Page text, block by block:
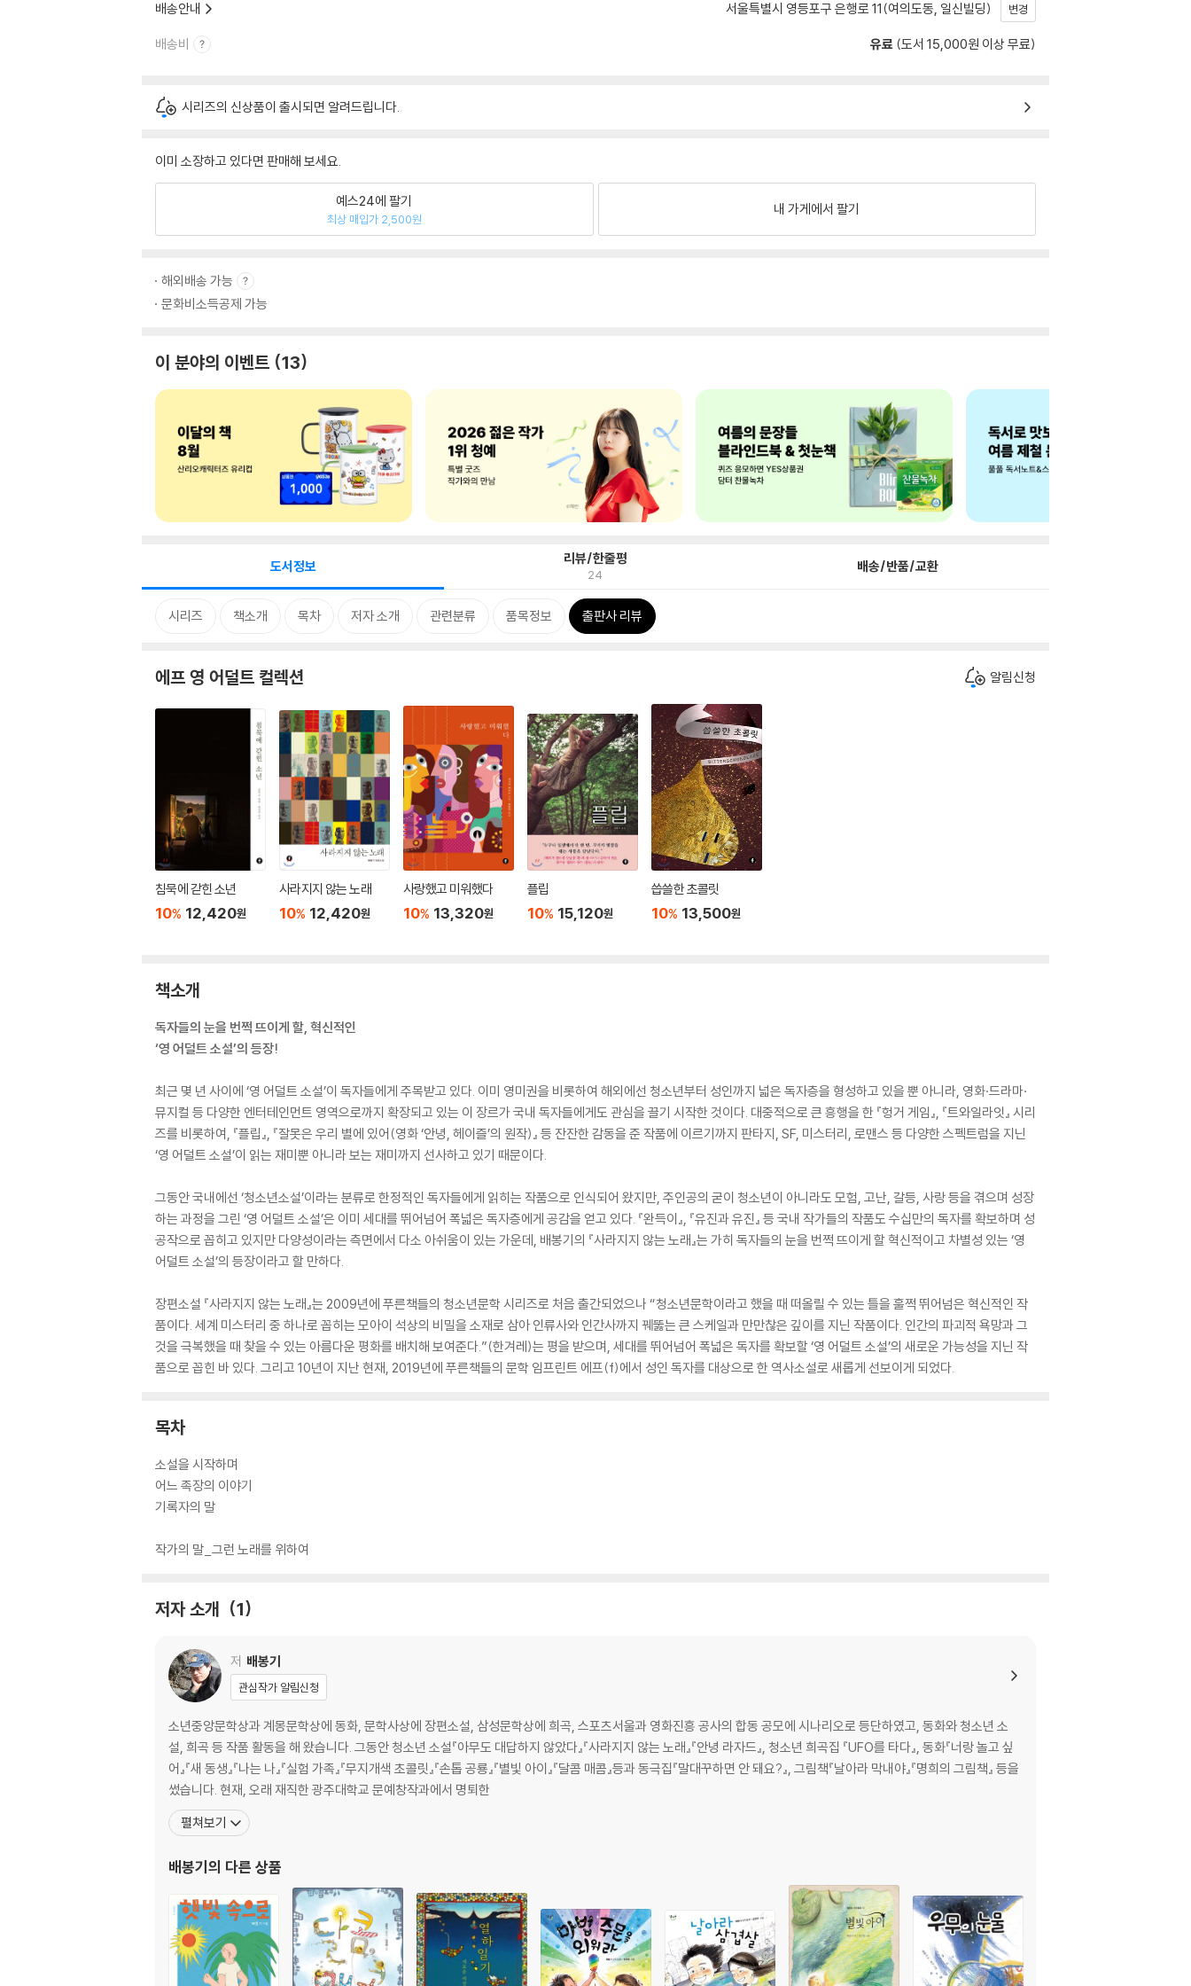
배송안내 서울특별시 영등포구 은행로 11(여의도동, 일신빌딩) 변경
배송비 유료 (도서 15,000원 이상 무료)
시리즈의 신상품이 출시되면 알려드립니다.
이미 소장하고 있다면 판매해 보세요.
예스24에 팔기
최상 매입가 2,500원
내 가게에서 팔기
해외배송 가능
문화비소득공제 가능
이 분야의 이벤트 13
도서정보 리뷰/한줄평
24 배송/반품/교환
시리즈 책소개 목차 저자 소개 관련분류 품목정보 출판사 리뷰
에프 영 어덜트 컬렉션 알림신청
침묵에 갇힌 소년
10% 12,420원
사라지지 않는 노래
10% 12,420원
사랑했고 미워했다
10% 13,320원
플립
10% 15,120원
씁쓸한 초콜릿
10% 13,500원
책소개
독자들의 눈을 번쩍 뜨이게 할, 혁신적인
‘영 어덜트 소설’의 등장!
최근 몇 년 사이에 ‘영 어덜트 소설’이 독자들에게 주목받고 있다. 이미 영미권을 비롯하여 해외에선 청소년부터 성인까지 넓은 독자층을 형성하고 있을 뿐 아니라, 영화·드라마·
뮤지컬 등 다양한 엔터테인먼트 영역으로까지 확장되고 있는 이 장르가 국내 독자들에게도 관심을 끌기 시작한 것이다. 대중적으로 큰 흥행을 한 『헝거 게임』, 『트와일라잇』 시리
즈를 비롯하여, 『플립』, 『잘못은 우리 별에 있어(영화 ‘안녕, 헤이즐’의 원작)』 등 잔잔한 감동을 준 작품에 이르기까지 판타지, SF, 미스터리, 로맨스 등 다양한 스펙트럼을 지닌
‘영 어덜트 소설’이 읽는 재미뿐 아니라 보는 재미까지 선사하고 있기 때문이다.
그동안 국내에선 ‘청소년소설’이라는 분류로 한정적인 독자들에게 읽히는 작품으로 인식되어 왔지만, 주인공의 굳이 청소년이 아니라도 모험, 고난, 갈등, 사랑 등을 겪으며 성장
하는 과정을 그린 ‘영 어덜트 소설’은 이미 세대를 뛰어넘어 폭넓은 독자층에게 공감을 얻고 있다. 『완득이』, 『유진과 유진』 등 국내 작가들의 작품도 수십만의 독자를 확보하며 성
공작으로 꼽히고 있지만 다양성이라는 측면에서 다소 아쉬움이 있는 가운데, 배봉기의 『사라지지 않는 노래』는 가히 독자들의 눈을 번쩍 뜨이게 할 혁신적이고 차별성 있는 ‘영
어덜트 소설’의 등장이라고 할 만하다.
장편소설 『사라지지 않는 노래』는 2009년에 푸른책들의 청소년문학 시리즈로 처음 출간되었으나 “청소년문학이라고 했을 때 떠올릴 수 있는 틀을 훌쩍 뛰어넘은 혁신적인 작
품이다. 세계 미스터리 중 하나로 꼽히는 모아이 석상의 비밀을 소재로 삼아 인류사와 인간사까지 꿰뚫는 큰 스케일과 만만찮은 깊이를 지닌 작품이다. 인간의 파괴적 욕망과 그
것을 극복했을 때 찾을 수 있는 아름다운 평화를 배치해 보여준다.”(한겨레)는 평을 받으며, 세대를 뛰어넘어 폭넓은 독자를 확보할 ‘영 어덜트 소설’의 새로운 가능성을 지닌 작
품으로 꼽힌 바 있다. 그리고 10년이 지난 현재, 2019년에 푸른책들의 문학 임프린트 에프(f)에서 성인 독자를 대상으로 한 역사소설로 새롭게 선보이게 되었다.
목차
소설을 시작하며
어느 족장의 이야기
기록자의 말
작가의 말_그런 노래를 위하여
저자 소개 1
저 배봉기
관심작가 알림신청
소년중앙문학상과 계몽문학상에 동화, 문학사상에 장편소설, 삼성문학상에 희곡, 스포츠서울과 영화진흥 공사의 합동 공모에 시나리오로 등단하였고, 동화와 청소년 소
설, 희곡 등 작품 활동을 해 왔습니다. 그동안 청소년 소설『아무도 대답하지 않았다』『사라지지 않는 노래』『안녕 라자드』, 청소년 희곡집 『UFO를 타다』, 동화『너랑 놀고 싶
어』『새 동생』『나는 나』『실험 가족』『무지개색 초콜릿』『손톱 공룡』『별빛 아이』『달콤 매콤』등과 동극집『말대꾸하면 안 돼요?』, 그림책『날아라 막내야』『명희의 그림책』 등을
썼습니다. 현재, 오래 재직한 광주대학교 문예창작과에서 명퇴한
펼쳐보기
배봉기 의 다른 상품